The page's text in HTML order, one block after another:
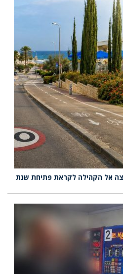
אל הקהילה לקראת פתיחת שנת